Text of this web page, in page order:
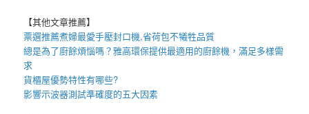
【其他文章推薦】
票選推薦煮婦最愛手壓封口機,省荷包不犧牲品質
總是為了廚餘煩惱嗎？雅高環保提供最適用的廚餘機 ，滿足多樣需
求
貨櫃屋優勢特性有哪些?
影響示波器測試準確度的五大因素